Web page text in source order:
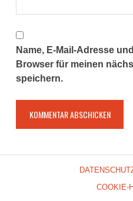
Name, E-Mail-Adresse
Browser für meinen
speichern.
COOKIE-